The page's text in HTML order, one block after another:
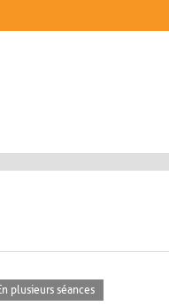
plusieurs séances